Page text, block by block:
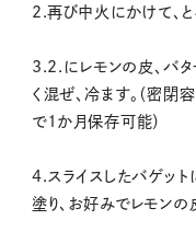
2.再び中火にかけて、
3.2.にレモンの皮、バ
く混ぜ、冷ます。（密
で1か月保存可能）
4.スライスしたバゲット
塗り、お好みでレモンの